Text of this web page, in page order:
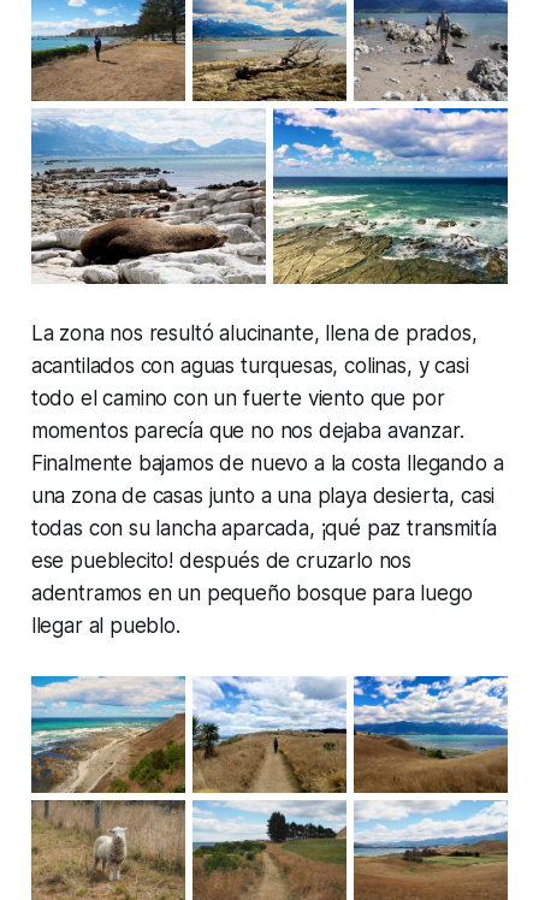
La zona nos resultó alucinante, llena de prados,
acantilados con aguas turquesas, colinas, y casi
todo el camino con un fuerte viento que por
momentos parecía que no nos dejaba avanzar.
Finalmente bajamos de nuevo a la costa llegando a
una zona de casas junto a una playa desierta, casi
todas con su lancha aparcada, ¡qué paz transmitía
ese pueblecito! después de cruzarlo nos
adentramos en un pequeño bosque para luego
llegar al pueblo.